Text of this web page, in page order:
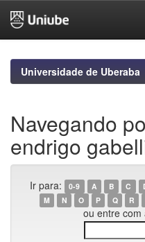
navigationUniversidade de Uberaba
Navegando
endrigo
Ir para: 0-9 A B C
M
N O P Q R
ou entre com